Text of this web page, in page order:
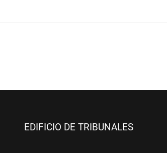
EDIFICIO DE TRIBUNALES